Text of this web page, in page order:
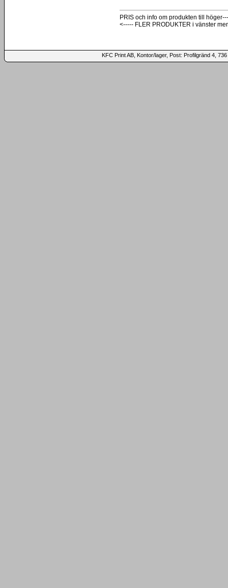
PRIS och info om produkten till
<----- FLER PRODUKTER i vänster
KFC Print AB, Kontor/lager, Post: Profilgränd 4,